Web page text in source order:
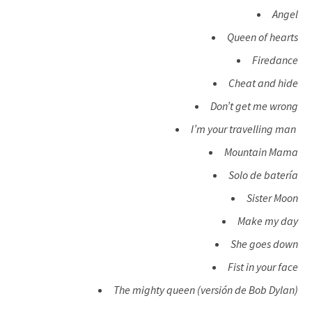
Angel
Queen of hearts
Firedance
Cheat and hide
Don’t get me wrong
I’m your travelling man
Mountain Mama
Solo de batería
Sister Moon
Make my day
She goes down
Fist in your face
The mighty queen (versión de Bob Dylan)